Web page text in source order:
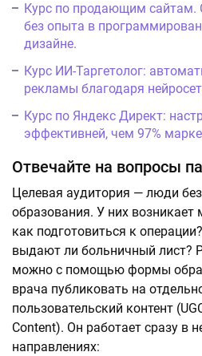
Курс по продающим сайтам.
без опыта в
дизайне.
Курс ИИ-Таргетолог:
рекламы благодаря
Курс по Яндекс Директ:
эффективней, чем 97%
Отвечайте на вопросы
Целевая аудитория — люди
образования. У них возникает
как подготовиться к
выдают ли больничный лист?
можно с помощью формы
врача публиковать на
пользовательский контент
Content). Он работает сразу в
направлениях: